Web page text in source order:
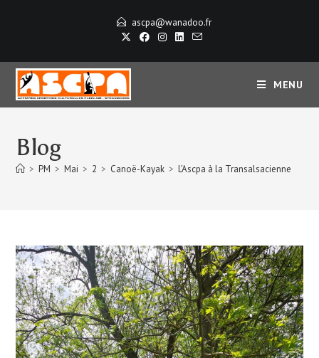
ascpa@wanadoo.fr
MENU
Blog
> PM > Mai > 2 > Canoë-Kayak > L’Ascpa à la Transalsacienne